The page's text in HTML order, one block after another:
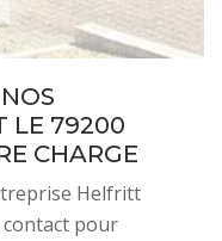
LE 79200
CHARGE
Helfritt
pour